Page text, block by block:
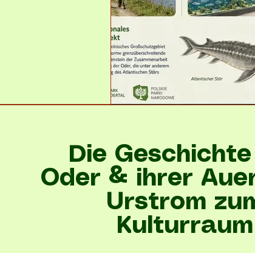
Die
Oder & ihrer
Urstrom
Kulturraum